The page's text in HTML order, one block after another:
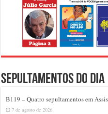
Sepultamentos do dia
B119 – Quatro sepultamentos em
7 de agosto de 2026